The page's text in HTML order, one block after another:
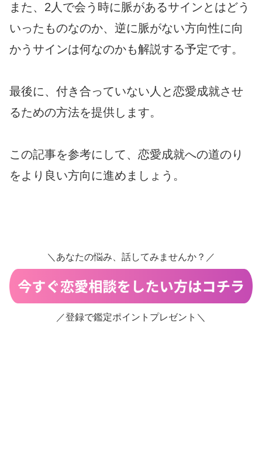
また、2人で会う時に脈があるサインとはどう
いったものなのか、逆に脈がない方向性に向
かうサインは何なのかも解説する予定です。
最後に、付き合っていない人と恋愛成就させ
るための方法を提供します。
この記事を参考にして、恋愛成就への道のり
をより良い方向に進めましょう。
＼あなたの悩み、話してみませんか？／
／登録で鑑定ポイントプレゼント＼